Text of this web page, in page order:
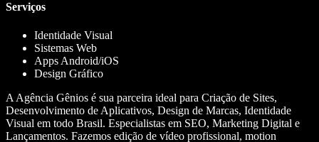
Serviços
Identidade Visual
Sistemas Web
Apps Android/iOS
Design Gráfico
A Agência Gênios é sua parceira ideal para Criação de Sites,
Desenvolvimento de Aplicativos, Design de Marcas, Identidade
Visual em todo Brasil. Especialistas em SEO, Marketing Digital e
Lançamentos. Fazemos edição de vídeo profissional, motion